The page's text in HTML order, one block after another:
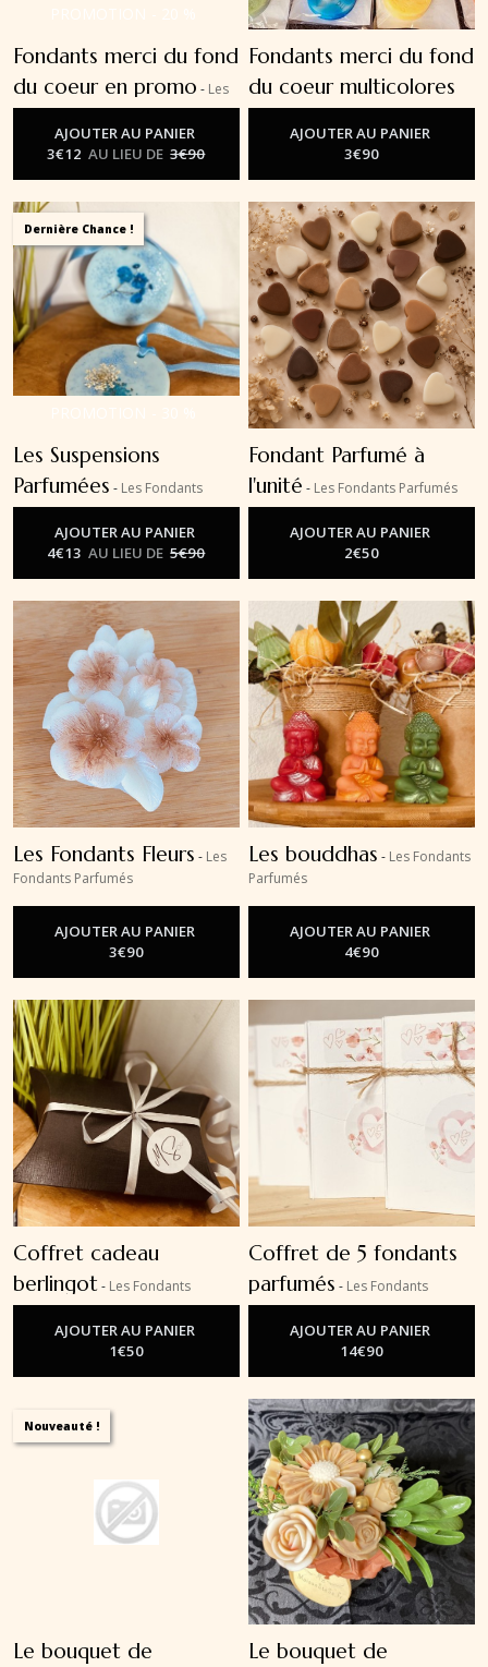
Fondants merci du fond
du coeur en promo - Les
Fondants Parfumés
AJOUTER AU PANIER
3€12 AU LIEU DE 3€90
Fondants merci du fond
du coeur multicolores
-Les Fondants Parfumés
AJOUTER AU PANIER
3€90
Dernière Chance !
Les Suspensions
Parfumées - Les Fondants
Parfumés
AJOUTER AU PANIER
4€13 AU LIEU DE 5€90
Fondant Parfumé à
l'unité - Les Fondants Parfumés
AJOUTER AU PANIER
2€50
Les Fondants Fleurs - Les
Fondants Parfumés
AJOUTER AU PANIER
3€90
Les bouddhas - Les Fondants
Parfumés
AJOUTER AU PANIER
4€90
Coffret cadeau
berlingot- Les Fondants
Parfumés
AJOUTER AU PANIER
1€50
Coffret de 5 fondants
parfumés - Les Fondants
Parfumés
AJOUTER AU PANIER
14€90
Nouveauté !
Le bouquet de
Le bouquet de